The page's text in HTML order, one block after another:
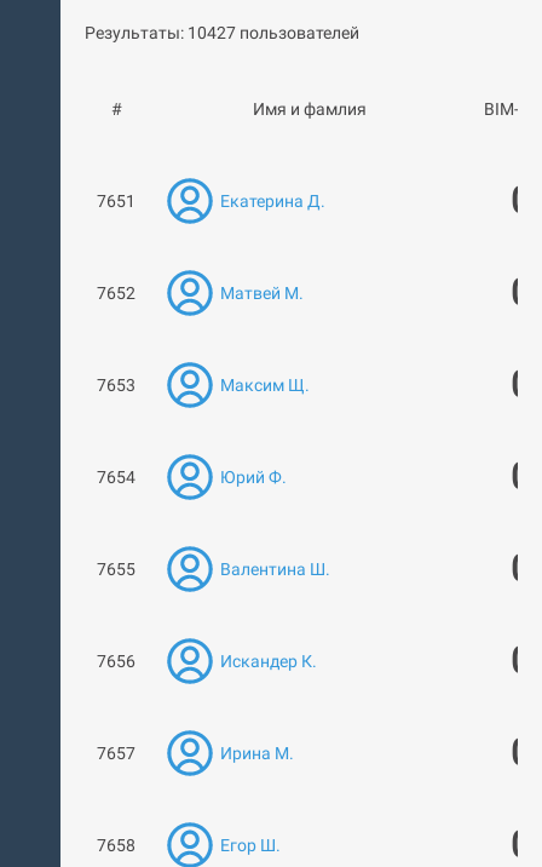
Результаты: 10427 пользователей
# Имя и фамлия BIM-
7651 Екатерина Д. 0
7652 Матвей М. 0
7653 Максим Щ. 0
7654 Юрий Ф. 0
7655 Валентина Ш. 0
7656 Искандер К. 0
7657 Ирина М. 0
7658 Егор Ш. 0